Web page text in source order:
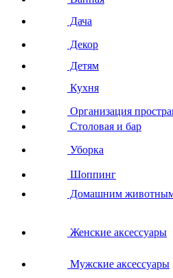
Дача
Декор
Детям
Кухня
Организация
Столовая и бар
Уборка
Шоппинг
Домашним
Женские аксессуары
Мужские аксессуары